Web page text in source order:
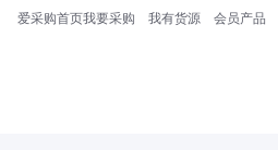
爱采购首页我要采购 我有货源 会员产品